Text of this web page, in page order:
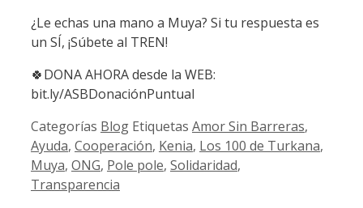
¿Le echas una mano a Muya? Si tu respuesta es
un SÍ, ¡Súbete al TREN!
🍀DONA AHORA desde la WEB:
bit.ly/ASBDonaciónPuntual
Categorías Blog Etiquetas Amor Sin Barreras,
Ayuda, Cooperación, Kenia, Los 100 de Turkana,
Muya, ONG, Pole pole, Solidaridad,
Transparencia